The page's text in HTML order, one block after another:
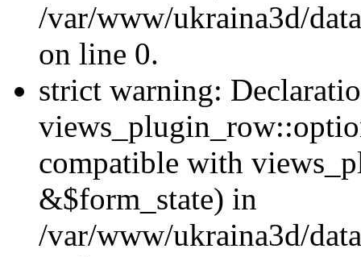
/var/www/ukraina3d/
on line 0.
strict warning:
compatible with
&$form_state) in
/var/www/ukraina3d/